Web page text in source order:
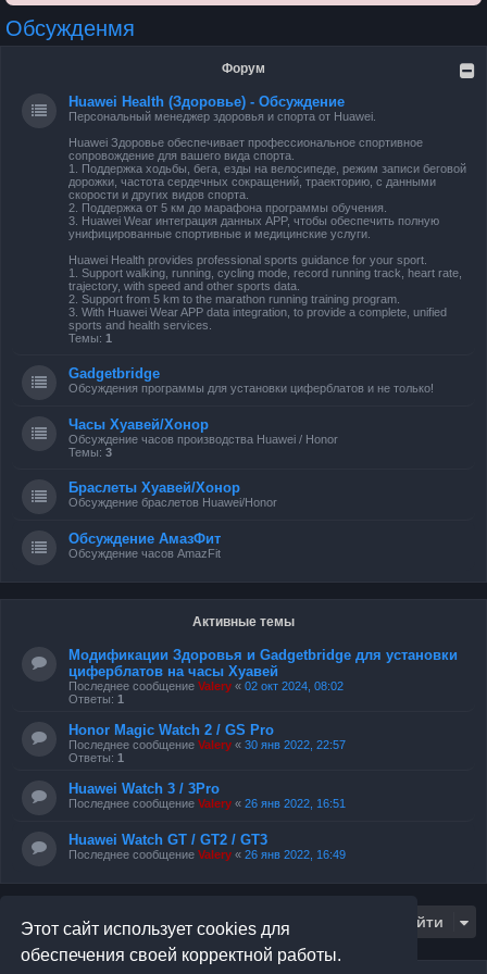
Этот сайт использует cookies для
обеспечения своей корректной работы.
Обсужденмя
Форум
Huawei Health (Здоровье) - Обсуждение
Персональный менеджер здоровья и спорта от Huawei.
Huawei Здоровье обеспечивает профессиональное спортивное
сопровождение для вашего вида спорта.
1. Поддержка ходьбы, бега, езды на велосипеде, режим записи беговой
дорожки, частота сердечных сокращений, траекторию, с данными
скорости и других видов спорта.
2. Поддержка от 5 км до марафона программы обучения.
3. Huawei Wear интеграция данных APP, чтобы обеспечить полную
унифицированные спортивные и медицинские услуги.
Huawei Health provides professional sports guidance for your sport.
1. Support walking, running, cycling mode, record running track, heart rate,
trajectory, with speed and other sports data.
2. Support from 5 km to the marathon running training program.
3. With Huawei Wear APP data integration, to provide a complete, unified
sports and health services.
Темы: 1
Gadgetbridge
Обсуждения программы для установки циферблатов и не только!
Часы Хуавей/Хонор
Обсуждение часов производства Huawei / Honor
Темы: 3
Браслеты Хуавей/Хонор
Обсуждение браслетов Huawei/Honor
Обсуждение АмазФит
Обсуждение часов AmazFit
Активные темы
Модификации Здоровья и Gadgetbridge для установки
циферблатов на часы Хуавей
Последнее сообщение Valery « 02 окт 2024, 08:02
Ответы: 1
Honor Magic Watch 2 / GS Pro
Последнее сообщение Valery « 30 янв 2022, 22:57
Ответы: 1
Huawei Watch 3 / 3Pro
Последнее сообщение Valery « 26 янв 2022, 16:51
Huawei Watch GT / GT2 / GT3
Последнее сообщение Valery « 26 янв 2022, 16:49
Перейти